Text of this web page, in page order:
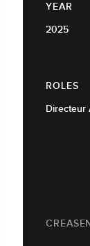
YEAR
2025
ROLES
Directeur